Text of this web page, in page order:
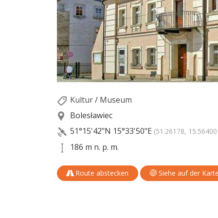
Kultur/ Museum
Bolesławiec
51°15'42"N 15°33'50"E (51.26178,
186 m n. p. m.
Route abstecken Siehe auf der